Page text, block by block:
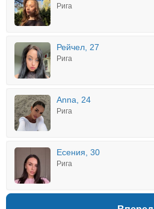
Рига
Рейчел, 27
Рига
Anna, 24
Рига
Есения, 30
Рига